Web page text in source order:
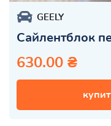
GEELY
Сайлентблок
630.00 ₴